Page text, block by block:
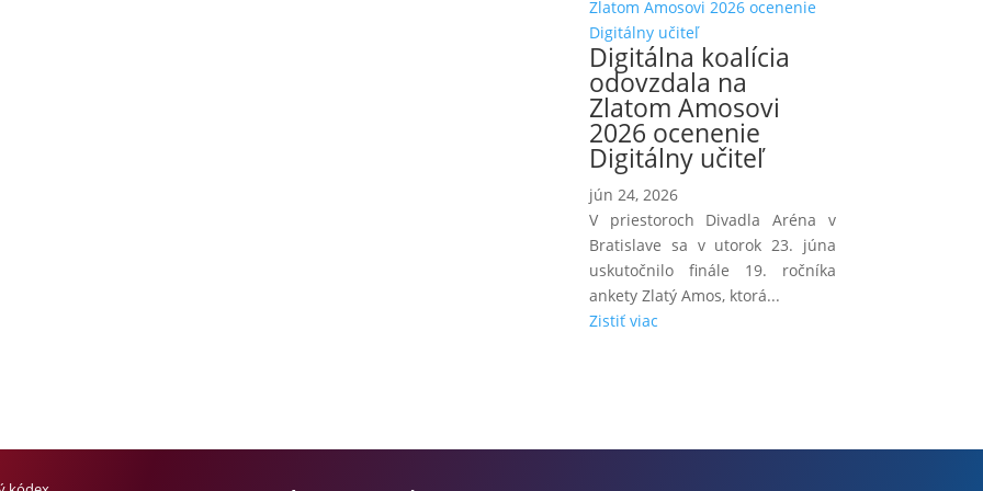
Digitálna koalícia
odovzdala na
Zlatom Amosovi
2026 ocenenie
Digitálny učiteľ
jún 24, 2026
V priestoroch Divadla Aréna v
Bratislave sa v utorok 23. júna
uskutočnilo finále 19. ročníka
ankety Zlatý Amos, ktorá...
Zistiť viac